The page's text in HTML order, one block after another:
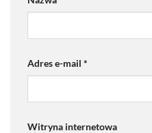
Adres e-mail *
Witryna internetowa